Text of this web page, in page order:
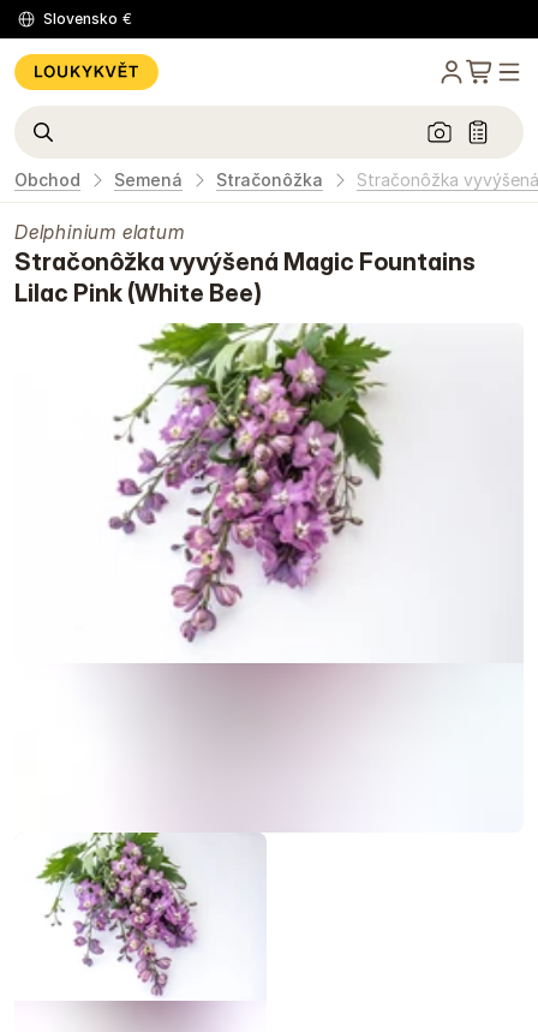
Slovensko €
Obchod Semená Stračonôžka Stračonôžka
Delphinium elatum
Stračonôžka vyvýšená Magic Fountains
Lilac Pink (White Bee)